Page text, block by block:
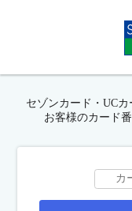
セゾンカード・UCカ
お客様のカード